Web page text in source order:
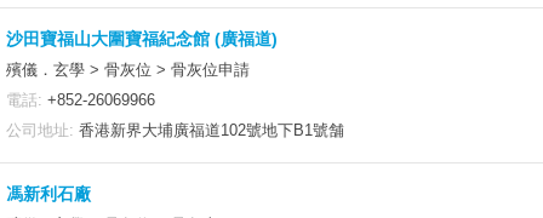
沙田寶福山大圍寶福紀念館 (廣福道)
殯儀．玄學 > 骨灰位 > 骨灰位申請
電話: +852-26069966
公司地址: 香港新界大埔廣福道102號地下B1號舗
馮新利石廠